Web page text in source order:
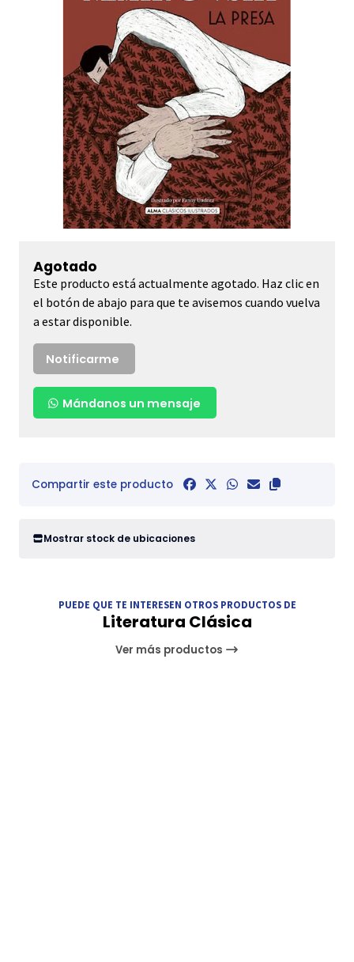
Agotado
Este producto está actualmente agotado. Haz clic en
el botón de abajo para que te avisemos cuando vuelva
a estar disponible.
Notificarme
Mándanos un mensaje
Compartir este producto
Mostrar stock de ubicaciones
PUEDE QUE TE INTERESEN OTROS PRODUCTOS DE
Literatura Clásica
Ver más productos